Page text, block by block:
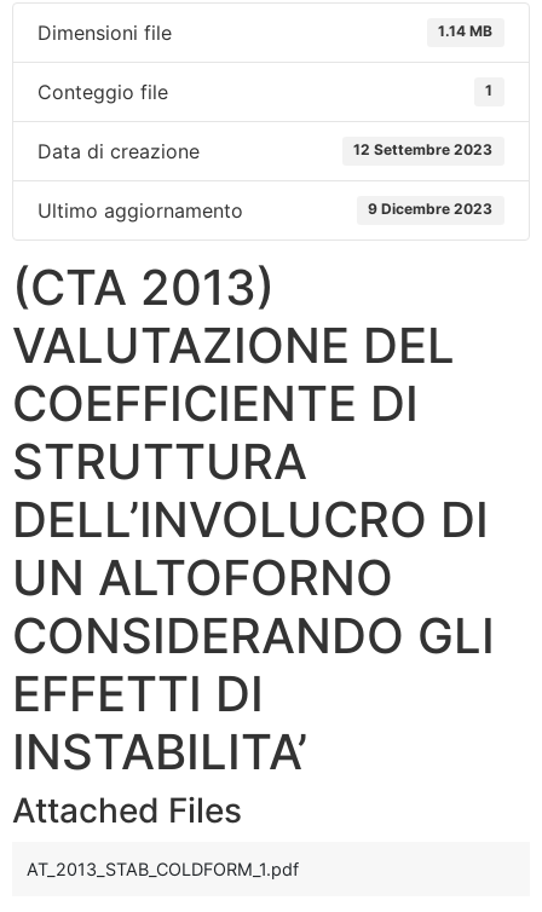
Dimensioni file 1.14 MB
Conteggio file 1
Data di creazione 12 Settembre 2023
Ultimo aggiornamento 9 Dicembre 2023
(CTA 2013)
VALUTAZIONE DEL
COEFFICIENTE DI
STRUTTURA
DELL’INVOLUCRO DI
UN ALTOFORNO
CONSIDERANDO GLI
EFFETTI DI
INSTABILITA’
Attached Files
AT_2013_STAB_COLDFORM_1.pdf